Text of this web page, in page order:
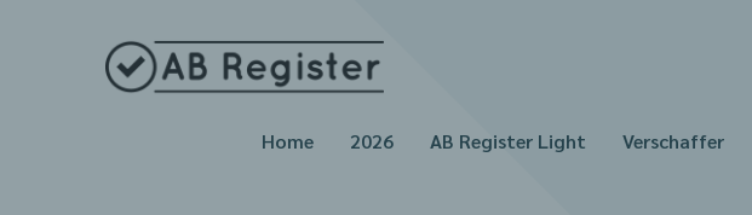
Home 2026 AB Register Light Verschaffer